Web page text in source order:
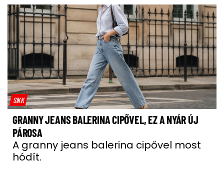
SIKK
GRANNY JEANS BALERINA CIPŐVEL, EZ A NYÁR ÚJ
PÁROSA
A granny jeans balerina cipővel most
hódít.